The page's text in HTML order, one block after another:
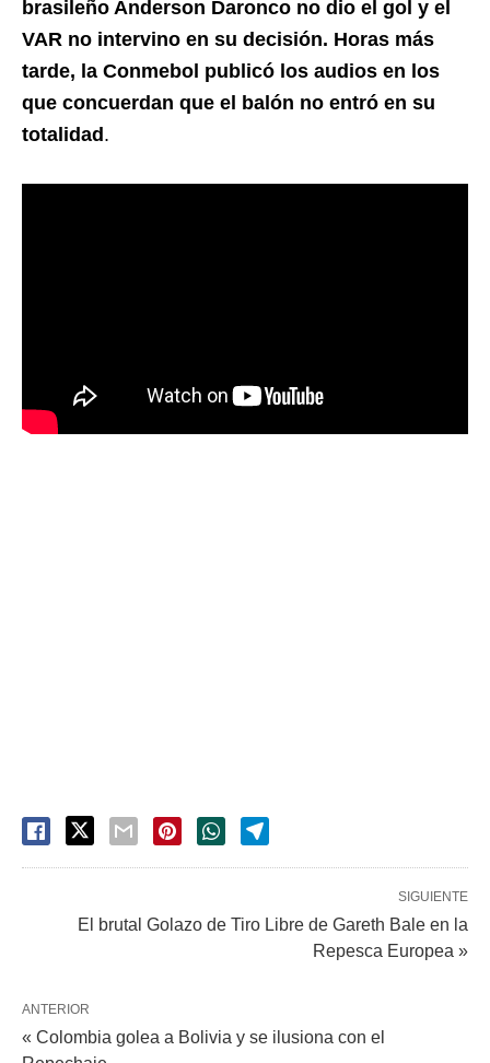
brasileño Anderson Daronco no dio el gol y el
VAR no intervino en su decisión. Horas más
tarde, la Conmebol publicó los audios en los
que concuerdan que el balón no entró en su
totalidad.
SIGUIENTE
El brutal Golazo de Tiro Libre de Gareth Bale en la
Repesca Europea »
ANTERIOR
« Colombia golea a Bolivia y se ilusiona con el